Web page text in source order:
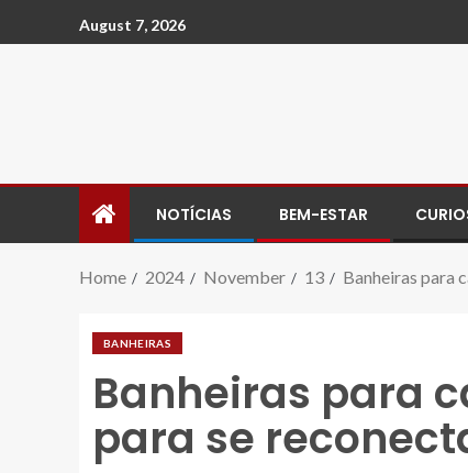
August 7, 2026
NOTÍCIAS BEM-ESTAR
Home 2024 November 13 Banheiras para
BANHEIRAS
Banheiras para
para se